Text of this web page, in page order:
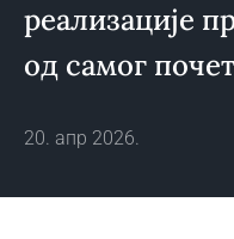
реализације
од самог
20. апр 2026.